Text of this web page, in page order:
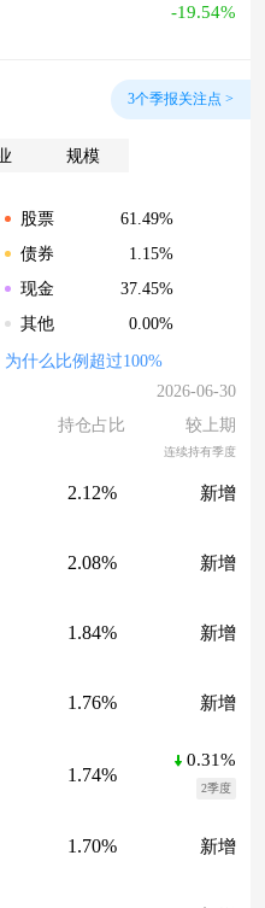
-19.54%
3个季报关注点 >
规模
股票
61.49%
债券
1.15%
现金
37.45%
其他
0.00%
为什么比例超过100%
2026-06-30
持仓占比 较上期
连续持有季度
2.12% 新增
2.08% 新增
1.84% 新增
1.76% 新增
1.74%
0.31%
2季度
1.70% 新增